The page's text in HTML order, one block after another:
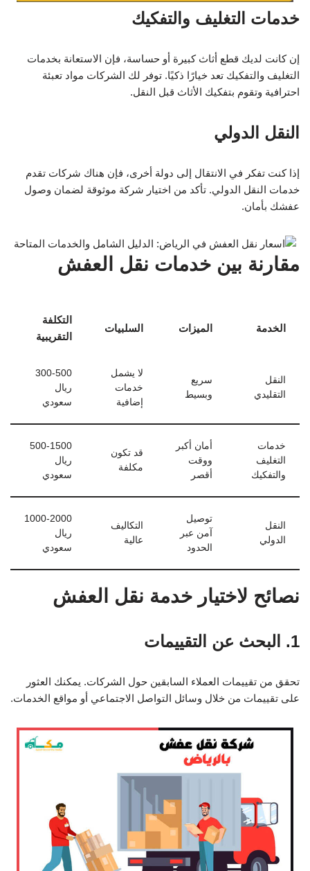
خدمات التغليف والتفكيك
إن كانت لديك قطع أثاث كبيرة أو حساسة، فإن الاستعانة بخدمات
التغليف والتفكيك تعد خيارًا ذكيًا. توفر لك الشركات مواد تعبئة
احترافية وتقوم بتفكيك الأثاث قبل النقل.
النقل الدولي
إذا كنت تفكر في الانتقال إلى دولة أخرى، فإن هناك شركات تقدم
خدمات النقل الدولي. تأكد من اختيار شركة موثوقة لضمان وصول
عفشك بأمان.
مقارنة بين خدمات نقل العفش
الخدمة الميزات السلبيات
التكلفة
التقريبية
النقل
التقليدي
سريع
وبسيط
لا يشمل
خدمات
إضافية
300-500
ريال
سعودي
خدمات
التغليف
والتفكيك
أمان أكبر
ووقت
أقصر
قد تكون
مكلفة
500-1500
ريال
سعودي
النقل
الدولي
توصيل
آمن عبر
الحدود
التكاليف
عالية
1000-2000
ريال
سعودي
نصائح لاختيار خدمة نقل العفش
1. البحث عن التقييمات
تحقق من تقييمات العملاء السابقين حول الشركات. يمكنك العثور
على تقييمات من خلال وسائل التواصل الاجتماعي أو مواقع الخدمات.